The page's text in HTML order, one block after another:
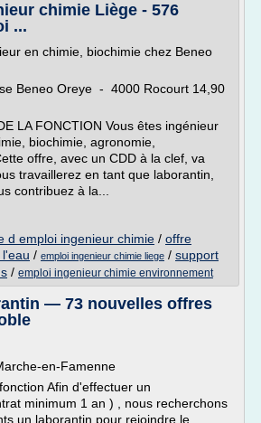
chimie Liège - 576
...
en chimie, biochimie chez Beneo
Beneo Oreye - 4000 Rocourt 14,90
LA FONCTION Vous êtes ingénieur
biochimie, agronomie,
offre, avec un CDD à la clef, va
travaillerez en tant que laborantin,
contribuez à la...
d emploi ingenieur chimie / offre
/ emploi ingenieur chimie liege / support
/ emploi ingenieur chimie environnement
— 73 nouvelles offres
en-Famenne
Afin d'effectuer un
minimum 1 an ) , nous recherchons
un laborantin pour rejoindre le